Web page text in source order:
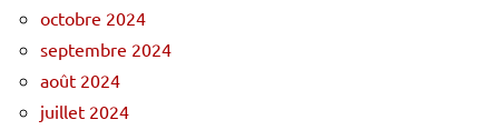
octobre 2024
septembre 2024
août 2024
juillet 2024